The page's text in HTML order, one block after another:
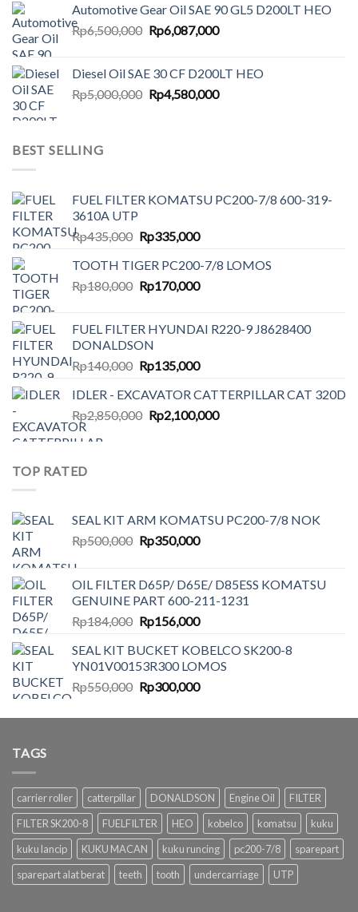
Rp1,500,000.Rp1,300,000.
Automotive Gear Oil SAE 90 GL5 D200LT HEO
Rp6,500,000 Original
Rp6,500,000.
Rp6,087,000Current
Rp6,087,000.
Diesel Oil SAE 30 CF D200LT HEO
Rp5,000,000 Original
Rp4,580,000Current
BEST SELLING
FUEL FILTER KOMATSU PC200-7/8 600-319-
3610A UTP
Rp435,000 Original
was:
Rp435,000.
Rp335,000Current
is:
Rp335,000.
TOOTH TIGER PC200-7/8 LOMOS
Rp180,000 Original
Rp180,000.
Rp170,000Current
Rp170,000.
FUEL FILTER HYUNDAI R220-9 J8628400
DONALDSON
Rp140,000 Original
was:
Rp140,000.
Rp135,000Current
is:
Rp135,000.
IDLER - EXCAVATOR CATTERPILLAR CAT 320D
Rp2,850,000 Original
Rp2,100,000Current
TOP RATED
SEAL KIT ARM KOMATSU PC200-7/8 NOK
Rp500,000 Original
Rp500,000.
Rp350,000Current
Rp350,000.
OIL FILTER D65P/ D65E/ D85ESS KOMATSU
GENUINE PART 600-211-1231
Rp184,000 Original
was:
Rp184,000.
Rp156,000Current
is:
Rp156,000.
SEAL KIT BUCKET KOBELCO SK200-8
YN01V00153R300 LOMOS
Rp550,000 Original
was:
Rp300,000Current
is:
TAGS
carrier roller catterpillar DONALDSON Engine Oil
FILTER
FILTER SK200-8
FUELFILTER HEO kobelco komatsu
kuku
kuku lancip
KUKU MACAN kuku runcing pc200-7/8
sparepart
sparepart alat berat
teeth tooth undercarriage UTP